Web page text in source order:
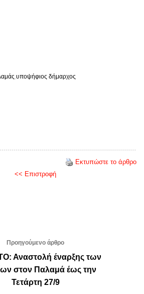
υποψήφιος δήμαρχος
Εκτυπώστε το άρθρο
<< Επιστροφή
Προηγούμενο άρθρο
Αναστολή έναρξης των
στον Παλαμά έως την
Τετάρτη 27/9